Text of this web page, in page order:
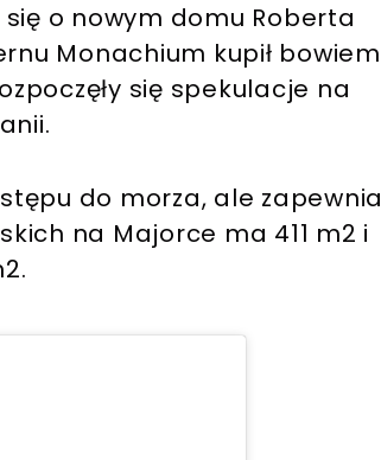
o nowym domu Roberta
Monachium kupił bowiem
się spekulacje na
do morza, ale zapewnia
na Majorce ma 411 m2 i